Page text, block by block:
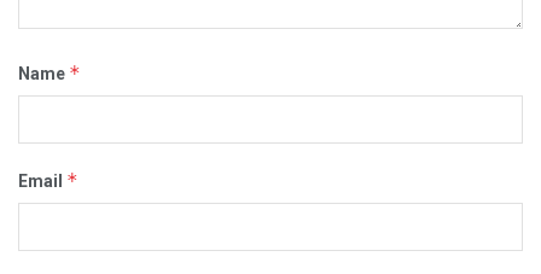
Name *
Email *